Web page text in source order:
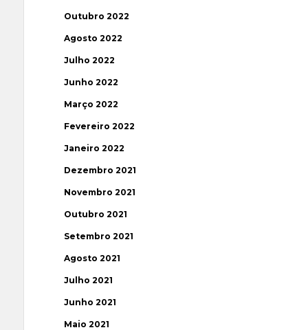
Outubro 2022
Agosto 2022
Julho 2022
Junho 2022
Março 2022
Fevereiro 2022
Janeiro 2022
Dezembro 2021
Novembro 2021
Outubro 2021
Setembro 2021
Agosto 2021
Julho 2021
Junho 2021
Maio 2021